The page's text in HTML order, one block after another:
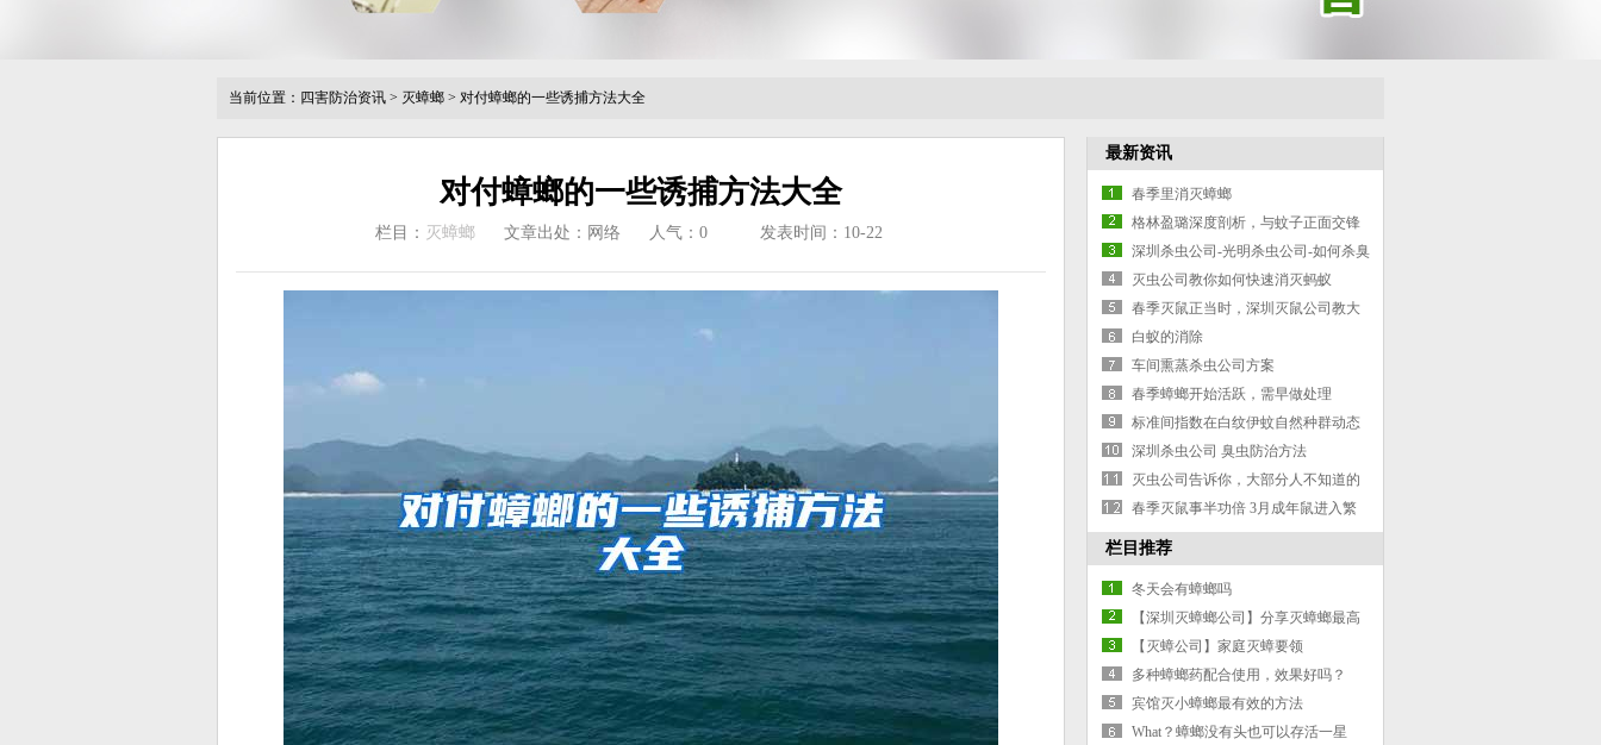
当前位置： 四害防治资讯 > 灭蟑螂 > 对付蟑螂的一些诱捕方法大全
对付蟑螂的一些诱捕方法大全
栏目： 灭蟑螂 文章出处：网络 人气： 0 发表时间：10-22
最新资讯
春季里消灭蟑螂
格林盈璐深度剖析，与蚊子正面交锋
灭蚊灯是否有效
深圳杀虫公司-光明杀虫公司-如何杀臭
虫-臭虫防治的方案
灭虫公司教你如何快速消灭蚂蚁
春季灭鼠正当时，深圳灭鼠公司教大
家如何灭鼠
白蚁的消除
车间熏蒸杀虫公司方案
春季蟑螂开始活跃，需早做处理
标准间指数在白纹伊蚊自然种群动态
深圳杀虫公司 臭虫防治方法
灭虫公司告诉你，大部分人不知道的
灭蚂蚁除蚂蚁防治蚂蚁小妙招
春季灭鼠事半功倍 3月成年鼠进入繁
殖期
栏目推荐
冬天会有蟑螂吗
【深圳灭蟑螂公司】分享灭蟑螂最高
效方法
【灭蟑公司】家庭灭蟑要领
多种蟑螂药配合使用，效果好吗？
宾馆灭小蟑螂最有效的方法
What？蟑螂没有头也可以存活一星